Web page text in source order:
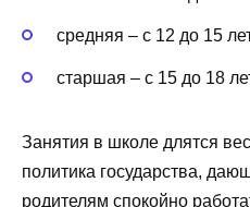
средняя – с 12 до 15
старшая – с 15 до 18
Занятия в школе длятся
политика государства,
родителям спокойно